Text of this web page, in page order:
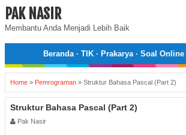
PAK NASIR
Membantu Anda Menjadi Lebih Baik
Beranda· TIK · Prakarya· Soal Online
Home » Pemrograman » Struktur Bahasa Pascal (Part 2)
Struktur Bahasa Pascal (Part 2)
Pak Nasir